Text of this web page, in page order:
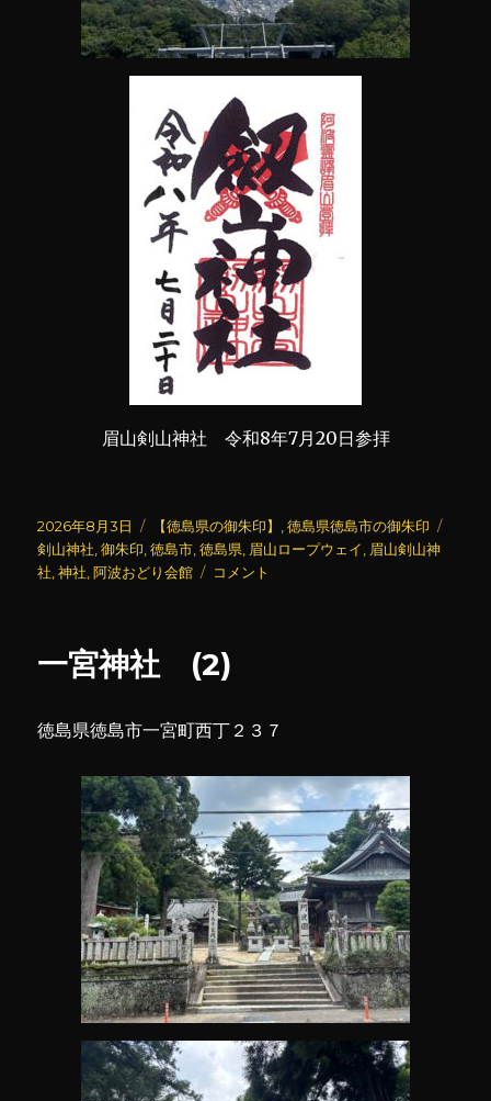
眉山剣山神社 令和8年7月20日参拝
投
稿
日:
2026年8月3日
カ
テ
ゴ
【徳島県の御朱印】 ,徳島県徳島市の御朱印
剣山神社 ,御朱印 ,徳島市 ,徳島県 眉山ロープウェイ
眉山剣山神
社 ,神社 ,阿波おどり会館
眉
神
社
コメント
一宮神社 (2)
徳島県徳島市一宮町西丁２３７